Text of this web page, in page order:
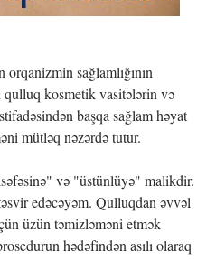
sağlamlığının
kosmetik vasitələrin və
başqa sağlam həyat
mütləq nəzərdə tutur.
və "üstünlüyə" malikdir.
edəcəyəm. Qulluqdan əvvəl
üzün təmizləməni etmək
hədəfindən asılı olaraq